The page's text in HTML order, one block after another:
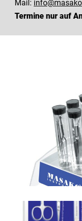
Mail:
Termine nur auf